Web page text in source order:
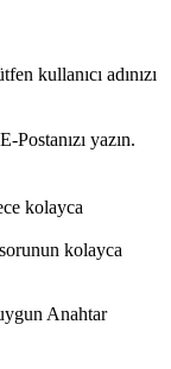
kullanıcı adınızı
Postanızı yazın.
kolayca
kolayca
Anahtar